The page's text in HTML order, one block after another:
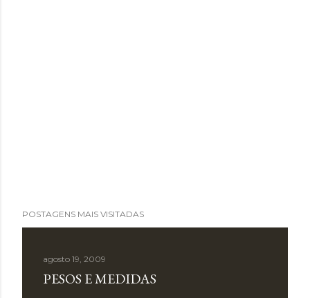
POSTAGENS MAIS VISITADAS
agosto 19, 2009
PESOS E MEDIDAS